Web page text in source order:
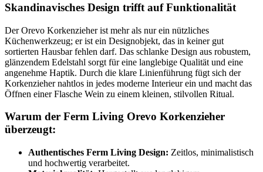
Skandinavisches Design trifft auf Funktionalität
Der Orevo Korkenzieher ist mehr als nur ein nützliches
Küchenwerkzeug; er ist ein Designobjekt, das in keiner gut
sortierten Hausbar fehlen darf. Das schlanke Design aus robustem,
glänzendem Edelstahl sorgt für eine langlebige Qualität und eine
angenehme Haptik. Durch die klare Linienführung fügt sich der
Korkenzieher nahtlos in jedes moderne Interieur ein und macht das
Öffnen einer Flasche Wein zu einem kleinen, stilvollen Ritual.
Warum der Ferm Living Orevo Korkenzieher
überzeugt:
Authentisches Ferm Living Design: Zeitlos, minimalistisch
und hochwertig verarbeitet.